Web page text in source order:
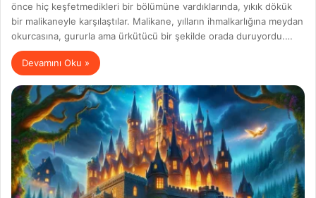
önce hiç keşfetmedikleri bir bölümüne vardıklarında, yıkık dökük
bir malikaneyle karşılaştılar. Malikane, yılların ihmalkarlığına meydan
okurcasına, gururla ama ürkütücü bir şekilde orada duruyordu.…
Devamını Oku »